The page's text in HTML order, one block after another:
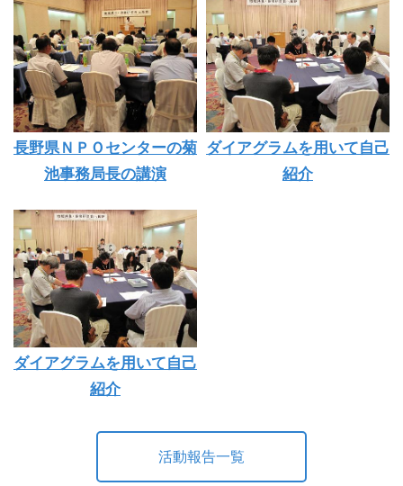
長野県ＮＰＯセンターの菊
池事務局長の講演
ダイアグラムを用いて自己
紹介
ダイアグラムを用いて自己
紹介
活動報告一覧